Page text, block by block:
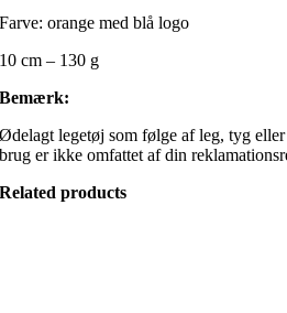
Farve: orange med blå logo
10 cm – 130 g
Bemærk:
Ødelagt legetøj som følge af leg, tyg
brug er ikke omfattet af din
Related products